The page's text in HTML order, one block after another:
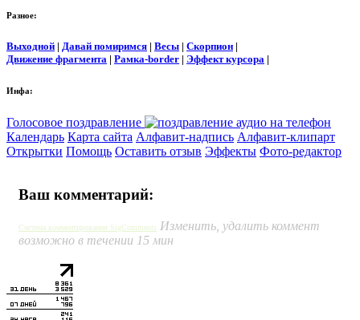
Разное:
Выходной | Давай помиримся | Весы | Скорпион |
Движение фрагмента | Рамка-border | Эффект курсора |
Инфа:
Голосовое поздравление
Календарь Карта сайта Алфавит-надпись Алфавит-клипарт
Открытки Помощь Оставить отзыв Эффекты Фото-редактор
Ваш комментарий:
Система комментирования SigComments Изменить, удалить коммент
возможно в течении 15 мин